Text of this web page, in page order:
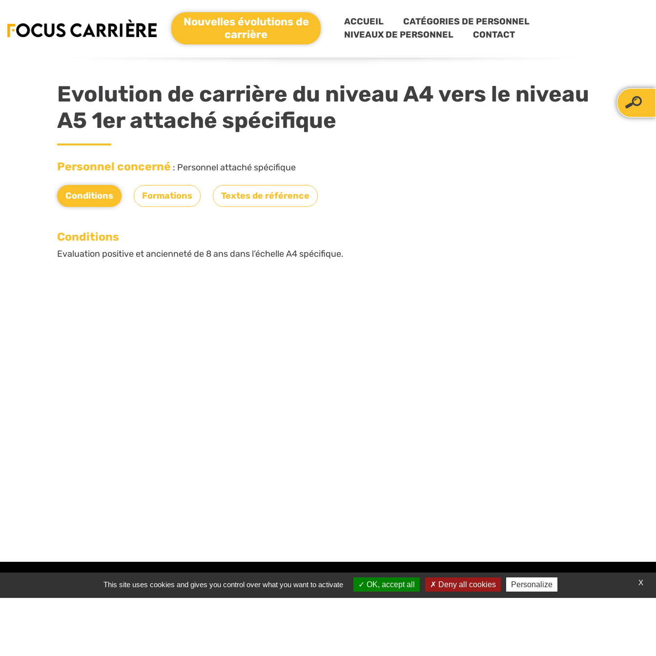
Nouvelles évolutions de
carrière
ACCUEIL
CATÉGORIES DE PERSONNEL
NIVEAUX DE PERSONNEL
CONTACT
Evolution de carrière du niveau A4 vers le niveau
A5 1er attaché spécifique
Personnel concerné : Personnel attaché spécifique
Conditions Formations Textes de référence
Conditions
Evaluation positive et ancienneté de 8 ans dans l’échelle A4 spécifique.
Inscrivez-vous à notre newsletter Contactez-nous X
This site uses cookies and gives you control over what you want to activate OK, accept all Deny all cookies Personalize